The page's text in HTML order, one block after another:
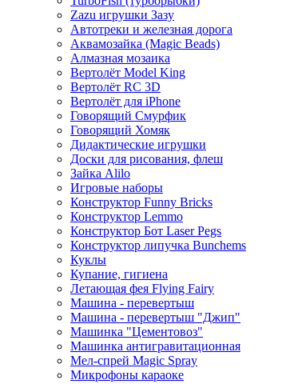
Zazu игрушки Зазу
Автотреки и железная дорога
Аквамозайка (Magic Beads)
Алмазная мозаика
Вертолёт Model King
Вертолёт RC 3D
Вертолёт для iPhone
Говорящий Смурфик
Говорящий Хомяк
Дидактические игрушки
Доски для рисования, флеш
Зайка Alilo
Игровые наборы
Конструктор Funny Bricks
Конструктор Lemmo
Конструктор Бот Laser Pegs
Конструктор липучка Bunchems
Куклы
Купание, гигиена
Летающая фея Flying Fairy
Машина - перевертыш
Машина - перевертыш "Джип"
Машинка "Цементовоз"
Машинка антигравитационная
Мел-спрей Magic Spray
Микрофоны караоке